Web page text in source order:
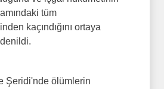
tüm
kaçındığını ortaya
Şeridi'nde ölümlerin